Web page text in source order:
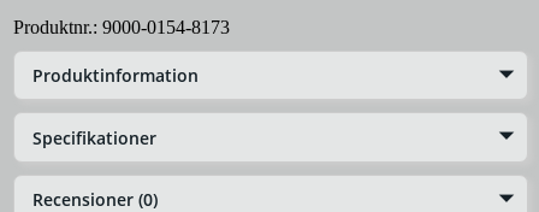
Produktnr.: 9000-0154-8173
Produktinformation
Specifikationer
Recensioner (0)